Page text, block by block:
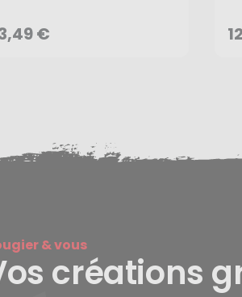
€
AJOUTER AU PANIER
& vous
créations